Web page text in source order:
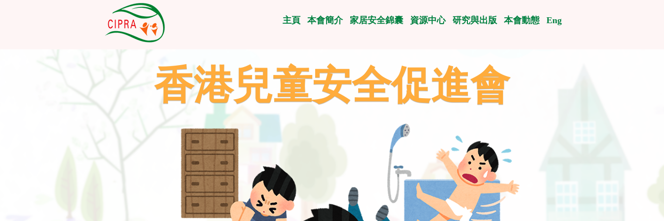
主頁 本會簡介 家居安全錦囊 資源中心 研究與出版 本會動態 Eng
香港兒童安全促進會
香港兒童安全促進會
香港兒童安全促進會